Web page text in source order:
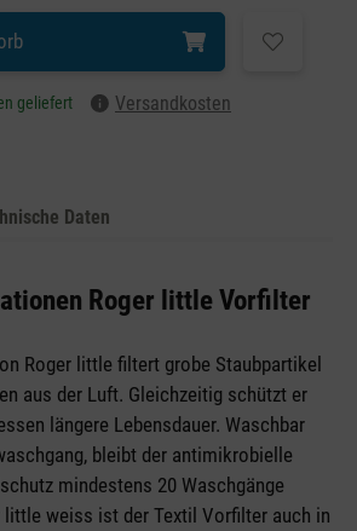
geliefert Versandkosten
Daten
Roger little Vorfilter
Roger little filtert grobe Staubpartikel
aus der Luft. Gleichzeitig schützt er
längere Lebensdauer. Waschbar
bleibt der antimikrobielle
mindestens 20 Waschgänge
little weiss ist der Textil Vorfilter auch in